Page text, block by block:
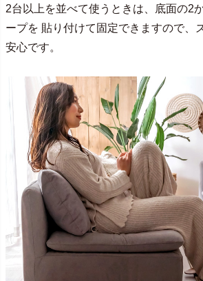
2台以上を並べて使うときは、底面の2
ープを 貼り付けて固定できますので、
安心です。